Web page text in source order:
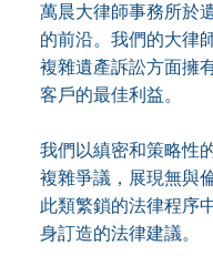
萬晨大律師事務所於
的前沿。我們的大律
複雜遺產訴訟方面擁
客戶的最佳利益。
我們以縝密和策略性
複雜爭議，展現無與
此類繁鎖的法律程序
身訂造的法律建議。